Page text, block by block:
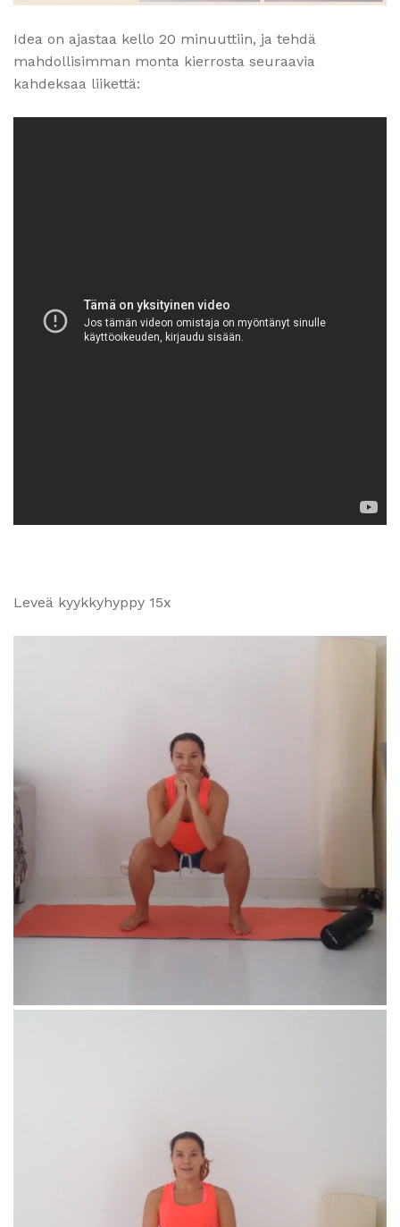
Idea on ajastaa kello 20 minuuttiin, ja tehdä
mahdollisimman monta kierrosta seuraavia
kahdeksaa liikettä:
Leveä kyykkyhyppy 15x